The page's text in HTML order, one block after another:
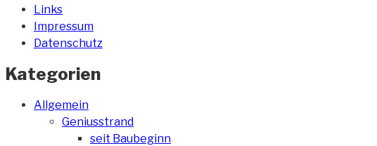
Links
Impressum
Datenschutz
Kategorien
Allgemein
Geniusstrand
seit Baubeginn